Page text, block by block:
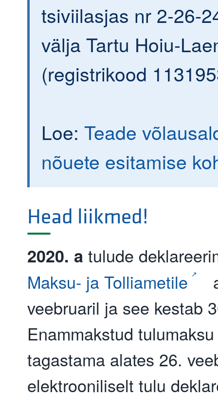
tsiviilasjas nr 2-26-
välja Tartu Hoiu-
(registrikood
Loe: Teade
nõuete esitamise
Head liikmed!
2020. a tulude
Maksu- ja Tolliametile
veebruaril ja see kestab
Enammakstud
tagastama alates 26.
elektrooniliselt tulu